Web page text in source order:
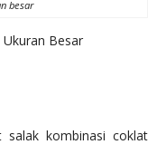
besar
Besar
kombinasi coklat